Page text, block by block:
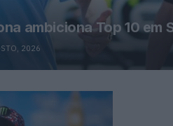
ambiciona Top 10 em
2026